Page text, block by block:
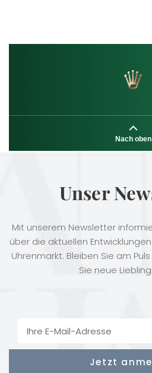
Nach oben
Unser
Mit unserem Newsletter
über die aktuellen
Uhrenmarkt. Bleiben Sie am
Sie neue